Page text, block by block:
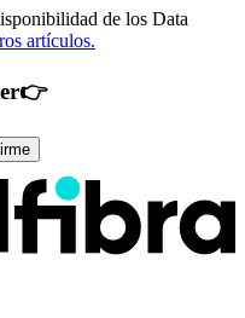
de los Data
artículos.
👉